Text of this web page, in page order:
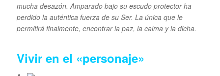
mucha desazón. Amparado bajo su escudo protector ha
perdido la auténtica fuerza de su Ser. La única que le
permitirá finalmente, encontrar la paz, la calma y la dicha.
Vivir en el «personaje»